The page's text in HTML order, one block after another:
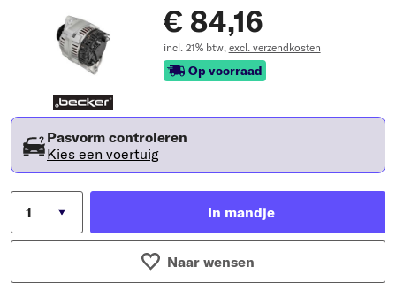
€ 84,16
incl. 21% btw, excl. verzendkosten
Op voorraad
Pasvorm controleren
Kies een voertuig
In mandje
Naar wensen